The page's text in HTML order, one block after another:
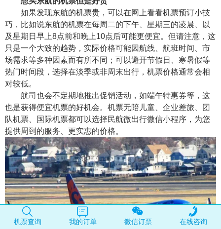
如果发现东航的机票贵，可以在网上看看机票预订小技
巧，比如说东航的机票在每周二的下午、星期三的凌晨、以
及星期日早上8点前和晚上10点后可能更便宜。但请注意，这
只是一个大致的趋势，实际价格可能因航线、航班时间、市
场需求等多种因素而有所不同；可以避开节假日、寒暑假等
热门时间段，选择在淡季或非周末出行，机票价格通常会相
对较低。
航司也会不定期地推出促销活动，如端午特惠券等，这
也是获得便宜机票的好机会。机票无陪儿童、企业差旅、团
队机票、国际机票都可以选择民航微出行微信小程序，为您
提供周到的服务、更实惠的价格。
机票查询 我的订单 微信订票 在线咨询